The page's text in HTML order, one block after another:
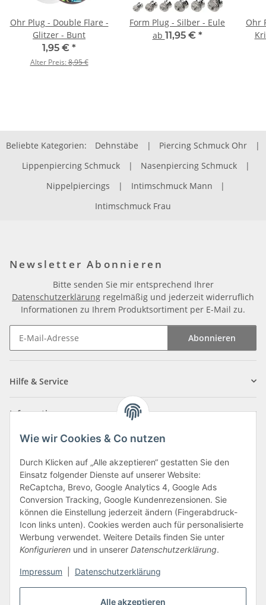
Alle akzeptieren
Wie wir Cookies & Co nutzen
Durch Klicken auf „Alle akzeptieren“ gestatten Sie den
Einsatz folgender Dienste auf unserer Website:
ReCaptcha, Brevo, Google Analytics 4, Google Ads
Conversion Tracking, Google Kundenrezensionen. Sie
können die Einstellung jederzeit ändern (Fingerabdruck-
Icon links unten). Cookies werden auch für personalisierte
Werbung verwendet. Weitere Details finden Sie unter
Konfigurieren und in unserer Datenschutzerklärung.
Impressum Datenschutzerklärung
Ohr Plug - Double Flare -
Glitzer - Bunt
1,95 € *
Alter Preis:8,95 €
Form Plug - Silber - Eule
ab 11,95 € *
Ohr
Beliebte Kategorien: Dehnstäbe | Piercing Schmuck Ohr
|
Lippenpiercing Schmuck
| Nasenpiercing Schmuck
|
Nippelpiercings
| Intimschmuck Mann
|
Intimschmuck Frau
Newsletter Abonnieren
Bitte senden Sie mir entsprechend Ihrer
Datenschutzerklärung regelmäßig und jederzeit widerruflich
Informationen zu Ihrem Produktsortiment per E-Mail zu.
Abonnieren
Hilfe & Service
Informationen
Zahlungsarten
Vertrag widerrufen